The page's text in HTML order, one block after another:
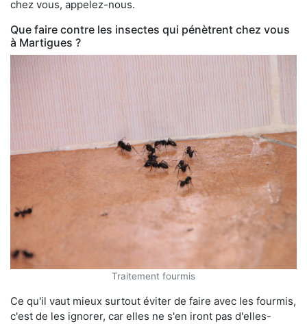
chez vous, appelez-nous.
Que faire contre les insectes qui pénètrent chez vous
à Martigues ?
Traitement fourmis
Ce qu'il vaut mieux surtout éviter de faire avec les fourmis,
c'est de les ignorer, car elles ne s'en iront pas d'elles-